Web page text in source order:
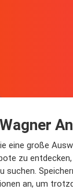
eine große
zu
suchen.
an, um